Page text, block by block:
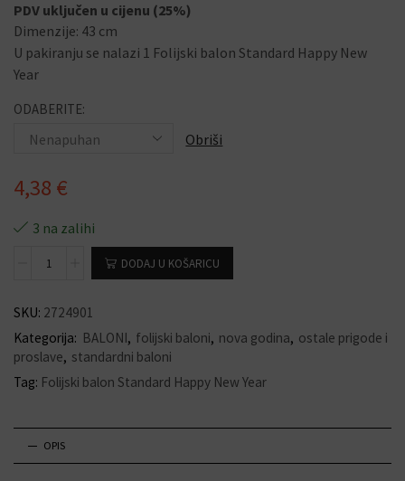
PDV uključen u cijenu (25%)
Dimenzije: 43 cm
U pakiranju se nalazi 1 Folijski balon Standard Happy New
Year
ODABERITE:
Obriši
4,38 €
3 na zalihi
DODAJ U KOŠARICU
SKU: 2724901
Kategorija: BALONI, folijski baloni, nova godina, ostale prigode i
proslave, standardni baloni
Tag: Folijski balon Standard Happy New Year
OPIS